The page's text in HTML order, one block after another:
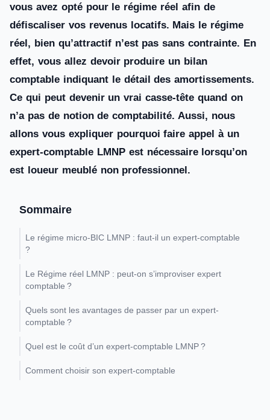
vous avez opté pour le régime réel afin de
défiscaliser vos revenus locatifs. Mais le régime
réel, bien qu’attractif n’est pas sans contrainte. En
effet, vous allez devoir produire un bilan
comptable indiquant le détail des amortissements.
Ce qui peut devenir un vrai casse-tête quand on
n’a pas de notion de comptabilité. Aussi, nous
allons vous expliquer pourquoi faire appel à un
expert-comptable LMNP est nécessaire lorsqu’on
est loueur meublé non professionnel.
Sommaire
Le régime micro-BIC LMNP : faut-il un expert-comptable
?
Le Régime réel LMNP : peut-on s’improviser expert
comptable ?
Quels sont les avantages de passer par un expert-
comptable ?
Quel est le coût d’un expert-comptable LMNP ?
Comment choisir son expert-comptable